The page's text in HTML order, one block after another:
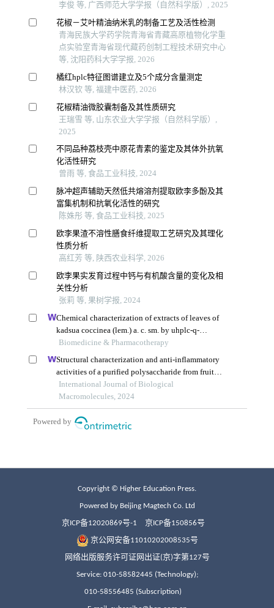
Copyright © Higher Education Press.
Powered by Beijing Magtech Co. Ltd
京ICP备12020869号-1 京ICP备150856号
京公网安备11010202008535号
网络出版服务许可证网出证(京)字第127号
Service: 010-58582445 (Technology);
010-58556485 (Subscription)